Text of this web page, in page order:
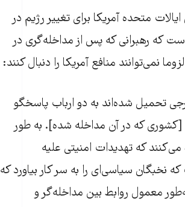
متحده آمریکا برای تغییر رژیم در
که رهبرانی که پس از مداخله‌گری در
نمی‌توانند منافع آمریکا را دنبال کنند:
تحمیل شده‌اند به دو ارباب پاسخگو
[کشوری که در آن مداخله شده]. به طور
که تهدیدات امنیتی علیه
نخبگان سیاسی‌ای را به سر کار بیاورد که
معمول روابط بین مداخله‌گر و